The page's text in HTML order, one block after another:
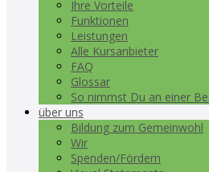
Ihre Vorteile
Funktionen
Leistungen
Alle Kursanbieter
FAQ
Glossar
So nimmst Du an einer
über uns
Bildung zum Gemeinwohl
Wir
Spenden/Fördern